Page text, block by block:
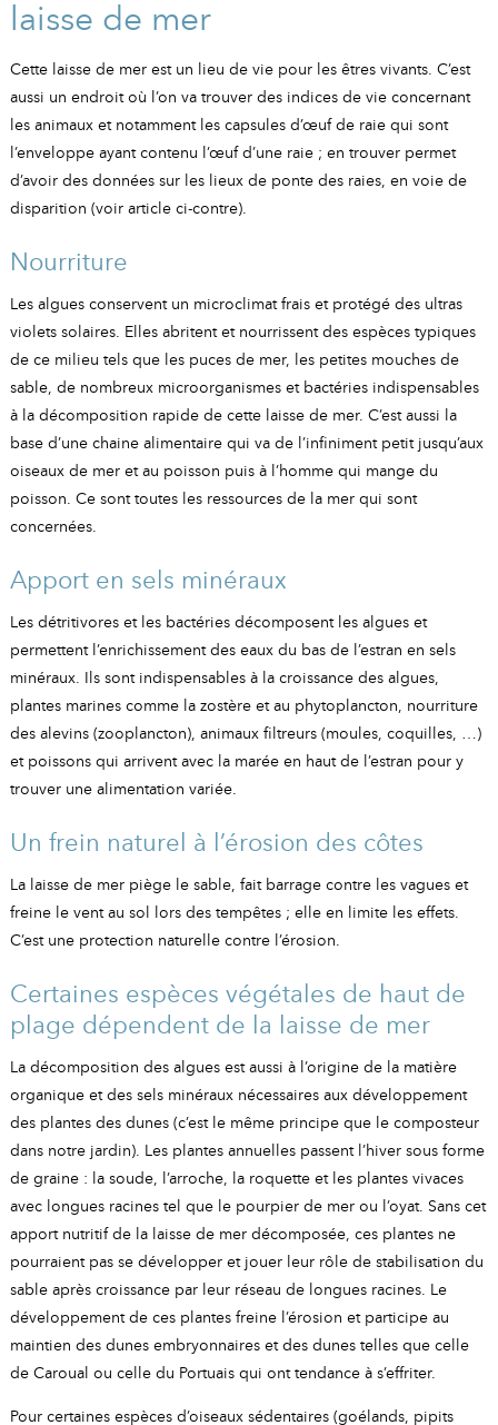
laisse de mer
Cette laisse de mer est un lieu de vie pour les êtres vivants. C’est
aussi un endroit où l’on va trouver des indices de vie concernant
les animaux et notamment les capsules d’œuf de raie qui sont
l’enveloppe ayant contenu l’œuf d’une raie ; en trouver permet
d’avoir des données sur les lieux de ponte des raies, en voie de
disparition (voir article ci-contre).
Nourriture
Les algues conservent un microclimat frais et protégé des ultras
violets solaires. Elles abritent et nourrissent des espèces typiques
de ce milieu tels que les puces de mer, les petites mouches de
sable, de nombreux microorganismes et bactéries indispensables
à la décomposition rapide de cette laisse de mer. C’est aussi la
base d’une chaine alimentaire qui va de l’infiniment petit jusqu’aux
oiseaux de mer et au poisson puis à l’homme qui mange du
poisson. Ce sont toutes les ressources de la mer qui sont
concernées.
Apport en sels minéraux
Les détritivores et les bactéries décomposent les algues et
permettent l’enrichissement des eaux du bas de l’estran en sels
minéraux. Ils sont indispensables à la croissance des algues,
plantes marines comme la zostère et au phytoplancton, nourriture
des alevins (zooplancton), animaux filtreurs (moules, coquilles, …)
et poissons qui arrivent avec la marée en haut de l’estran pour y
trouver une alimentation variée.
Un frein naturel à l’érosion des côtes
La laisse de mer piège le sable, fait barrage contre les vagues et
freine le vent au sol lors des tempêtes ; elle en limite les effets.
C’est une protection naturelle contre l’érosion.
Certaines espèces végétales de haut de
plage dépendent de la laisse de mer
La décomposition des algues est aussi à l’origine de la matière
organique et des sels minéraux nécessaires aux développement
des plantes des dunes (c’est le même principe que le composteur
dans notre jardin). Les plantes annuelles passent l’hiver sous forme
de graine : la soude, l’arroche, la roquette et les plantes vivaces
avec longues racines tel que le pourpier de mer ou l’oyat. Sans cet
apport nutritif de la laisse de mer décomposée, ces plantes ne
pourraient pas se développer et jouer leur rôle de stabilisation du
sable après croissance par leur réseau de longues racines. Le
développement de ces plantes freine l’érosion et participe au
maintien des dunes embryonnaires et des dunes telles que celle
de Caroual ou celle du Portuais qui ont tendance à s’effriter.
Pour certaines espèces d’oiseaux sédentaires (goélands, pipits